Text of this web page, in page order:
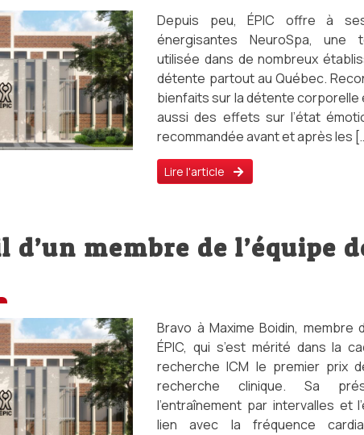
Depuis peu, ÉPIC offre à
énergisantes NeuroSpa, une
utilisée dans de nombreux
détente partout au Québec.
bienfaits sur la détente corporelle
aussi des effets sur l’état
recommandée avant et après les
Lire l'article
d’un membre de l’équipe
Bravo à Maxime Boidin, membre
ÉPIC, qui s’est mérité dans la
recherche ICM le premier prix
recherche clinique. Sa
l’entraînement par intervalles et
lien avec la fréquence